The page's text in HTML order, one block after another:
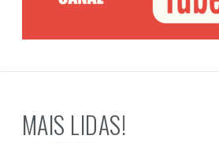
MAIS LIDAS!